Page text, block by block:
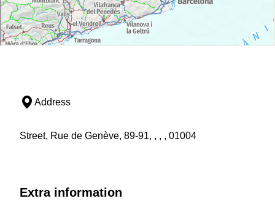
Address
Street, Rue de Genève, 89-91, , , , 01004
Extra information